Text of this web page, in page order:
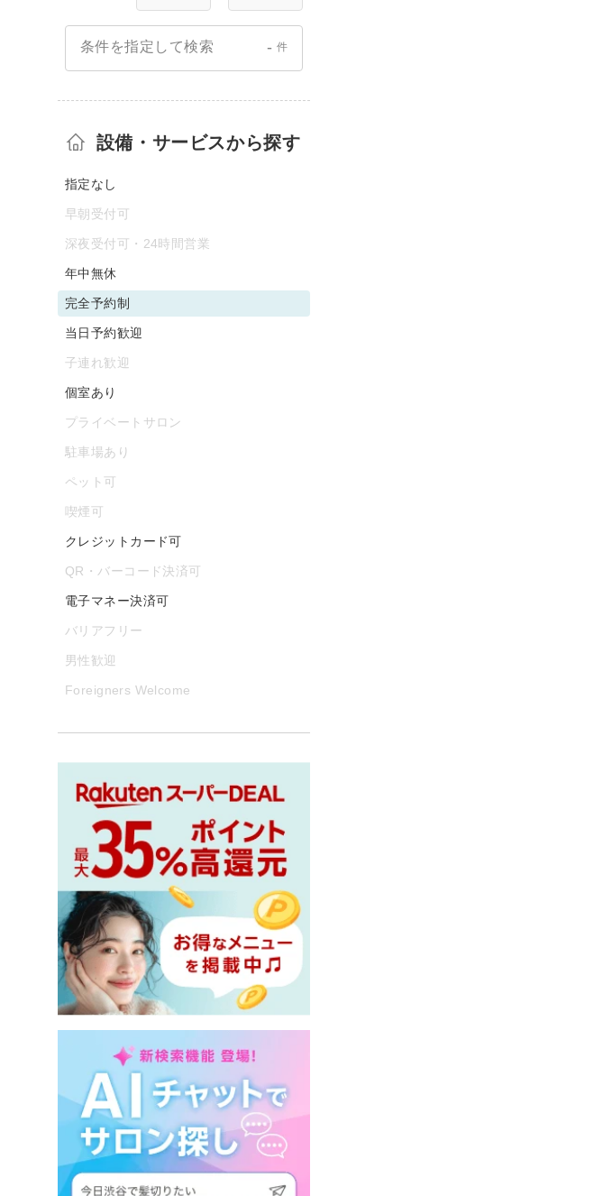
条件を指定して検索 - 件
設備・サービスから探す
指定なし
早朝受付可
深夜受付可・24時間営業
年中無休
完全予約制
当日予約歓迎
子連れ歓迎
個室あり
プライベートサロン
駐車場あり
ペット可
喫煙可
クレジットカード可
QR・バーコード決済可
電子マネー決済可
バリアフリー
男性歓迎
Foreigners Welcome